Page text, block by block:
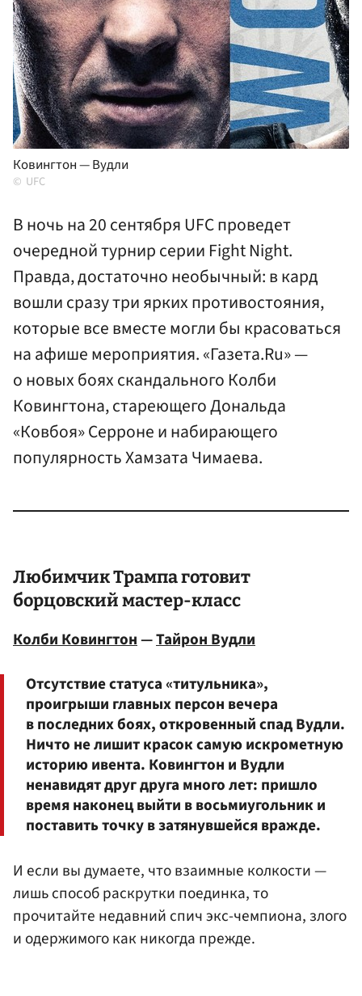
Ковингтон — Вудли
UFC
В ночь на 20 сентября UFC проведет
очередной турнир серии Fight Night.
Правда, достаточно необычный: в кард
вошли сразу три ярких противостояния,
которые все вместе могли бы красоваться
на афише мероприятия. «Газета.Ru» —
о новых боях скандального Колби
Ковингтона, стареющего Дональда
«Ковбоя» Серроне и набирающего
популярность Хамзата Чимаева.
Любимчик Трампа готовит
борцовский мастер-класс
Колби Ковингтон—Тайрон Вудли
Отсутствие статуса «титульника»,
проигрыши главных персон вечера
в последних боях, откровенный спад Вудли.
Ничто не лишит красок самую искрометную
историю ивента. Ковингтон и Вудли
ненавидят друг друга много лет: пришло
время наконец выйти в восьмиугольник и
поставить точку в затянувшейся вражде.
И если вы думаете, что взаимные колкости —
лишь способ раскрутки поединка, то
прочитайте недавний спич экс-чемпиона, злого
и одержимого как никогда прежде.